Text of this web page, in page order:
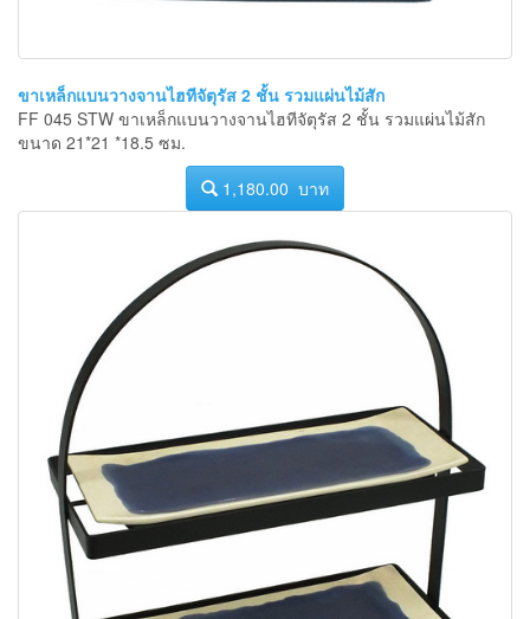
ขาเหล็กแบนวางจานไฮทีจัตุรัส 2 ชั้น รวมแผ่นไม้สัก
FF 045 STW ขาเหล็กแบนวางจานไฮทีจัตุรัส 2 ชั้น รวมแผ่นไม้สัก
ขนาด 21*21 *18.5 ซม.
1,180.00 บาท